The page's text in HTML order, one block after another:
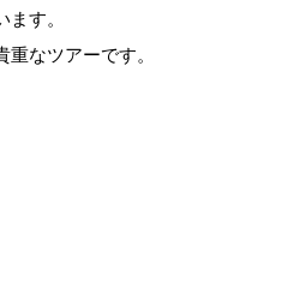
す。
なツアーです。